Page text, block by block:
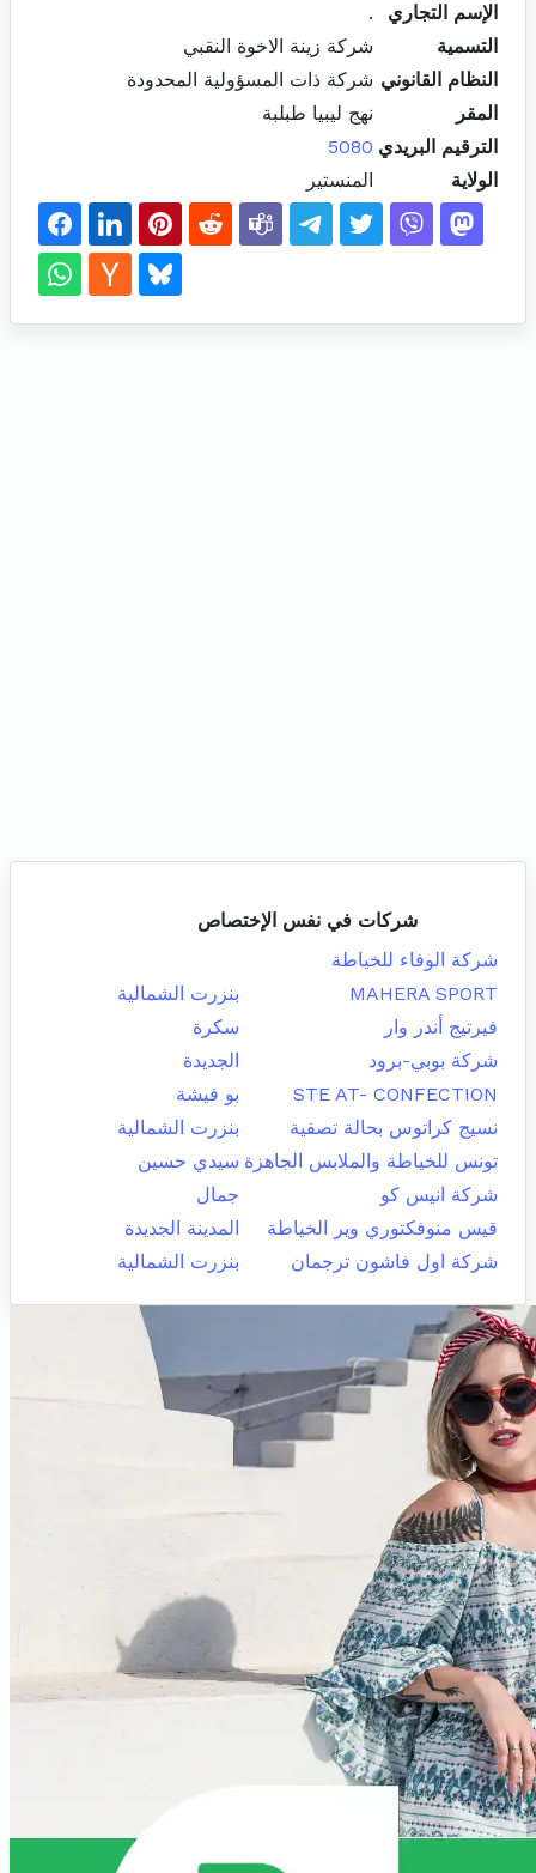
الإسم التجاري
.
التسمية
شركة زينة الاخوة النقبي
النظام القانوني شركة ذات المسؤولية المحدودة
المقر
نهج ليبيا طبلبة
الترقيم البريدي 5080
الولاية
المنستير
شركات في نفس الإختصاص
شركة الوفاء للخياطة
MAHERA SPORT
بنزرت الشمالية
فيرتيج أندر وار
سكرة
شركة بوبي-برود
الجديدة
STE AT- CONFECTION
بو فيشة
نسيج كراتوس بحالة تصفية
بنزرت الشمالية
تونس للخياطة والملابس الجاهزة سيدي حسين
شركة انيس كو
جمال
قيس منوفكتوري وير الخياطة
المدينة الجديدة
شركة اول فاشون ترجمان
بنزرت الشمالية